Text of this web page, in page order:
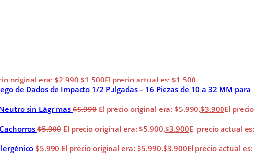
original era: $2.990.$1.500El precio actual es: $1.500.
de Dados de Impacto 1/2 Pulgadas – 16 Piezas de 10 a 32 MM para
sin Lágrimas $5.990 El precio original era: $5.990.$3.900El precio
$5.900 El precio original era: $5.900.$3.900El precio actual es:
$5.990 El precio original era: $5.990.$3.900El precio actual es: